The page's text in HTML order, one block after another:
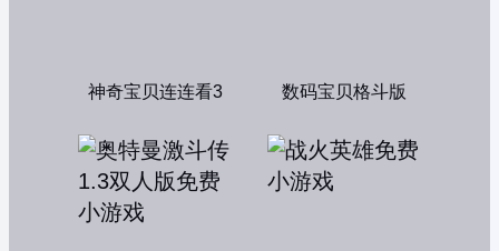
神奇宝贝连连看3 数码宝贝格斗版